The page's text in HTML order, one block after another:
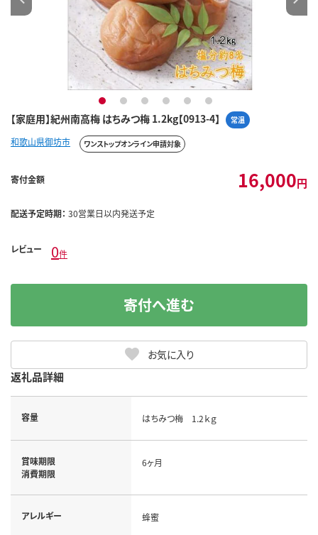
【家庭用】紀州南高梅 はちみつ梅 1.2kg【0913-4】 常温
1 2 3 4 5 6
和歌山県御坊市 ワンストップオンライン申請対象
寄付金額 16,000円
配送予定時期： 30営業日以内発送予定
レビュー 0件
お気に入り
寄付へ進む
返礼品詳細
容量 はちみつ梅 1.2ｋｇ
賞味期限
消費期限
6ヶ月
アレルギー 蜂蜜